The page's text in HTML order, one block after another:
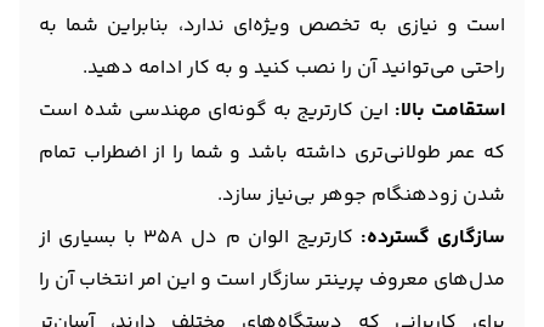
است و نیازی به تخصص ویژه‌ای ندارد، بنابراین شما به
راحتی می‌توانید آن را نصب کنید و به کار ادامه دهید.
استقامت بالا: این کارتریج به گونه‌ای مهندسی شده است
که عمر طولانی‌تری داشته باشد و شما را از اضطراب تمام
شدن زودهنگام جوهر بی‌نیاز سازد.
سازگاری گسترده:
کارتریج الوان م دل 35A با بسیاری از
مدل‌های معروف پرینتر سازگار است و این امر انتخاب آن را